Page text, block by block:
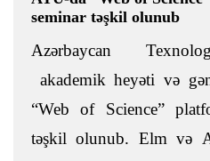
seminar təşkil olunub
Azərbaycan
akademik heyəti və
“Web of Science”
təşkil olunub. Elm və